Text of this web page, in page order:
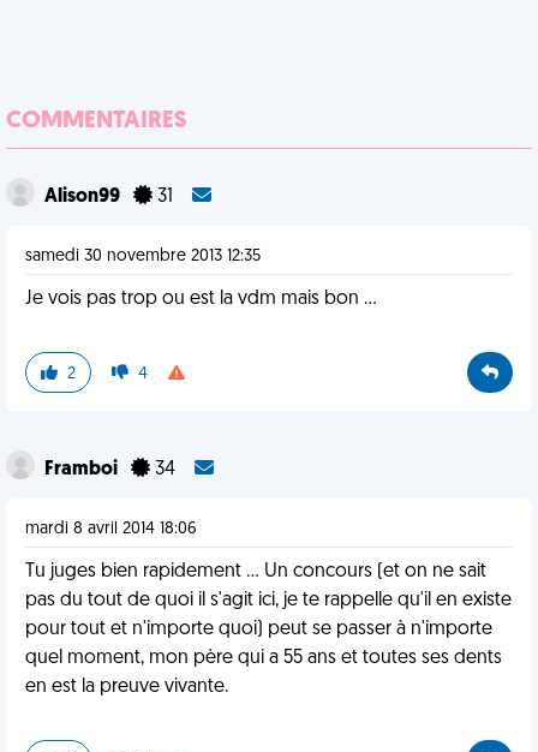
COMMENTAIRES
Alison99 31
samedi 30 novembre 2013 12:35
Je vois pas trop ou est la vdm mais bon ...
2 4
Framboi 34
mardi 8 avril 2014 18:06
Tu juges bien rapidement ... Un concours (et on ne sait
pas du tout de quoi il s'agit ici, je te rappelle qu'il en existe
pour tout et n'importe quoi) peut se passer à n'importe
quel moment, mon père qui a 55 ans et toutes ses dents
en est la preuve vivante.